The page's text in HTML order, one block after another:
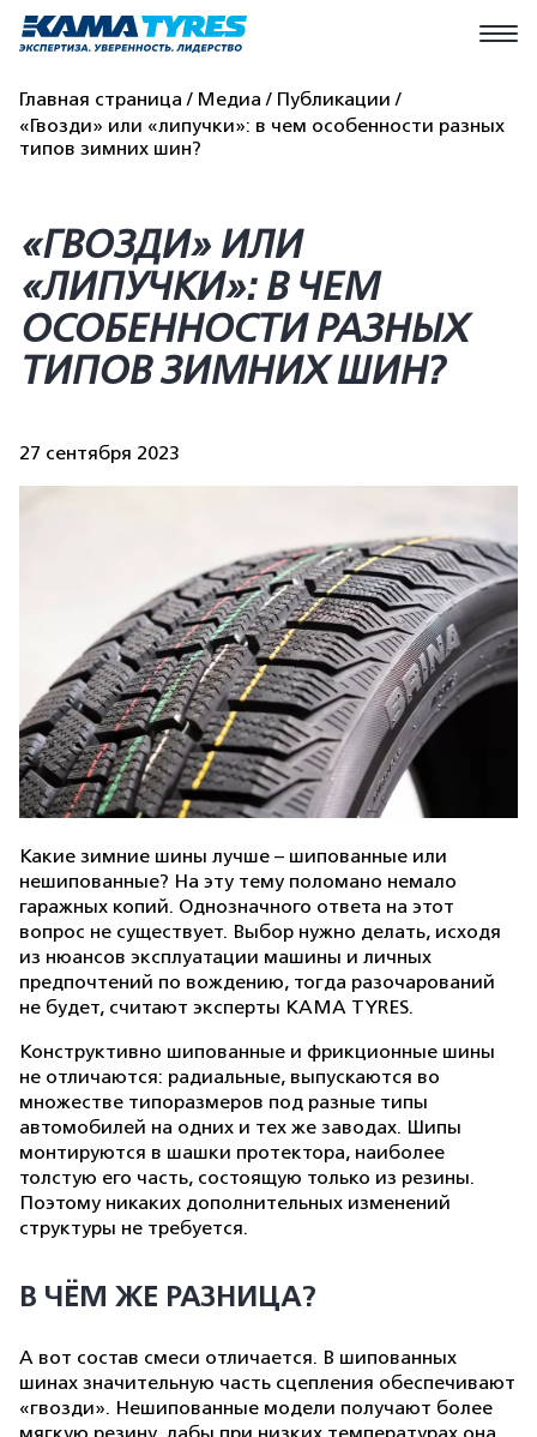
Главная страница Медиа
Публикации
«Гвозди» или «липучки»: в чем особенности разных
типов зимних шин?
«ГВОЗДИ» ИЛИ
«ЛИПУЧКИ»: В ЧЕМ
ОСОБЕННОСТИ РАЗНЫХ
ТИПОВ ЗИМНИХ ШИН?
27 сентября 2023
Какие зимние шины лучше – шипованные или
нешипованные? На эту тему поломано немало
гаражных копий. Однозначного ответа на этот
вопрос не существует. Выбор нужно делать, исходя
из нюансов эксплуатации машины и личных
предпочтений по вождению, тогда разочарований
не будет, считают эксперты KAMA TYRES.
Конструктивно шипованные и фрикционные шины
не отличаются: радиальные, выпускаются во
множестве типоразмеров под разные типы
автомобилей на одних и тех же заводах. Шипы
монтируются в шашки протектора, наиболее
толстую его часть, состоящую только из резины.
Поэтому никаких дополнительных изменений
структуры не требуется.
В ЧЁМ ЖЕ РАЗНИЦА?
А вот состав смеси отличается. В шипованных
шинах значительную часть сцепления обеспечивают
«гвозди». Нешипованные модели получают более